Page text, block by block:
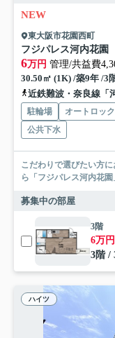
NEW
東大阪市花園西町
フジパレス河内花園
6万円 管理/共益費
30.50㎡ (1K) /築9年 /3
近鉄難波・奈良線「
駐輪場 オートロック
公共下水
こだわりで選びたい方
ら「フジパレス河内花
募集中の部屋
3階
6万円
3階 /
ハイツ